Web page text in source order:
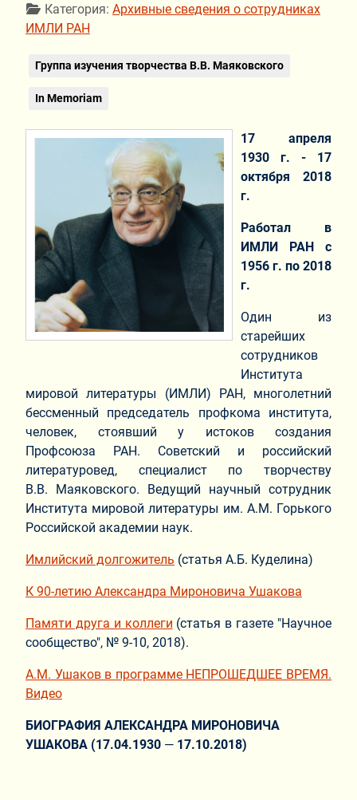
Информация о материале
Категория: Архивные сведения о сотрудниках
ИМЛИ РАН
Группа изучения творчества В.В. Маяковского
In Memoriam
17 апреля
1930 г. - 17
октября 2018
г.
Работал в
ИМЛИ РАН с
1956 г. по 2018
г.
Один из
старейших
сотрудников
Института
мировой литературы (ИМЛИ) РАН, многолетний
бессменный председатель профкома института,
человек, стоявший у истоков создания
Профсоюза РАН. Советский и российский
литературовед, специалист по творчеству
В.В. Маяковского. Ведущий научный сотрудник
Института мировой литературы им. А.М. Горького
Российской академии наук.
Имлийский долгожитель (статья А.Б. Куделина)
К 90-летию Александра Мироновича Ушакова
Памяти друга и коллеги (статья в газете "Научное
сообщество", № 9-10, 2018).
А.М. Ушаков в программе НЕПРОШЕДШЕЕ ВРЕМЯ.
Видео
БИОГРАФИЯ АЛЕКСАНДРА МИРОНОВИЧА
УШАКОВА (17.04.1930 — 17.10.2018)